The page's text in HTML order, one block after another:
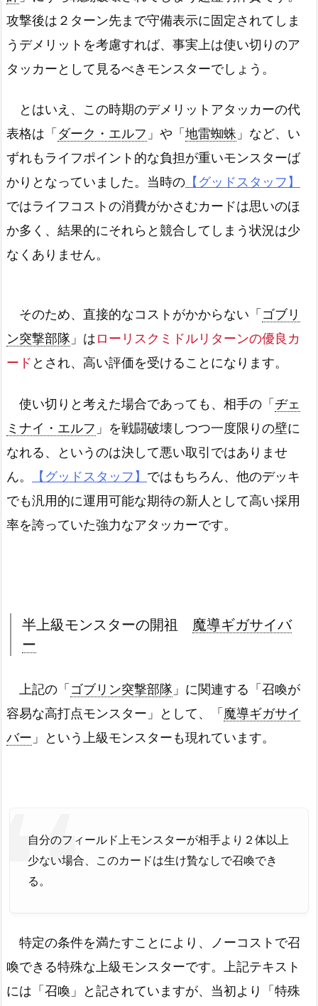
攻撃後は２ターン先まで守備表示に固定されてしま
うデメリットを考慮すれば、事実上は使い切りのア
タッカーとして見るべきモンスターでしょう。
とはいえ、この時期のデメリットアタッカーの代
表格は「 ダーク・エルフ 」や「 地雷蜘蛛 」など、い
ずれもライフポイント的な負担が重いモンスターば
かりとなっていました。当時の 【グッドスタッフ】
ではライフコストの消費がかさむカードは思いのほ
か多く、結果的にそれらと競合してしまう状況は少
なくありません。
そのため、直接的なコストがかからない「 ゴブリ
ン突撃部隊 」は ローリスクミドルリターンの優良カ
ード とされ、高い評価を受けることになります。
使い切りと考えた場合であっても、相手の「 ヂェ
ミナイ・エルフ 」を戦闘破壊しつつ一度限りの壁に
なれる、というのは決して悪い取引ではありませ
ん。
【グッドスタッフ】 ではもちろん、他のデッキ
でも汎用的に運用可能な期待の新人として高い採用
率を誇っていた強力なアタッカーです。
半上級モンスターの開祖 魔導ギガサイバ
ー
上記の「 ゴブリン突撃部隊 」に関連する「召喚が
容易な高打点モンスター」として、「 魔導ギガサイ
バー 」という上級モンスターも現れています。
自分のフィールド上モンスターが相手より２体以上
少ない場合、このカードは生け贄なしで召喚でき
る。
特定の条件を満たすことにより、ノーコストで召
喚できる特殊な上級モンスターです。上記テキスト
には「召喚」と記されていますが、当初より「特殊